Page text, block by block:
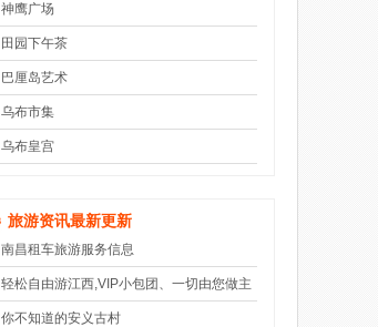
神鹰广场
田园下午茶
巴厘岛艺术
乌布市集
乌布皇宫
旅游资讯最新更新
南昌租车旅游服务信息
轻松自由游江西,VIP小包团、一切由您做主
你不知道的安义古村